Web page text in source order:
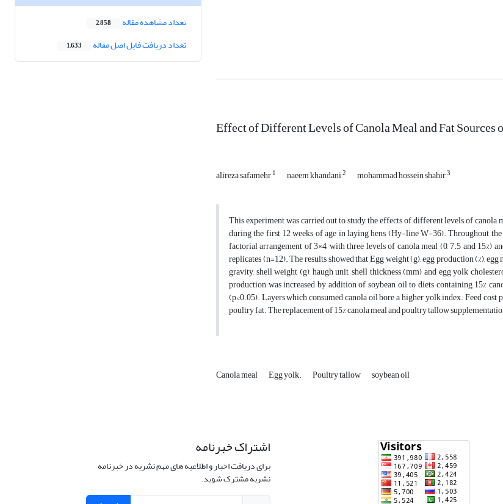
Effect of Different Levels of Canola Meal and Fat
alireza safamehr1 naeem khandani2 mohammad hossein shahir3
This experiment was carried out to study the effects of different levels of
during the first 12 weeks of age in laying hens (Hy-line W-36). Throughout
factorial arrangement of 3×4, with three levels of canola meal (0, 7.5 and
replicates (n=12). The results showed that Egg weight (g), egg production (%),
gravity, shell weight (g), haugh unit, shell thickness (mm) and egg yolk
production was increased by addition of soybean oil to diets containing 15%
(p<0.05). Layers which consumed canola oil bore a higher yolk index. Feed cost
poultry fat. The replacement of 15% canola meal and poultry tallow
Canola meal Egg yolk. Poultry tallow soybean oil
تعداد مشاهده مقاله 2,858
تعداد دریافت فایل اصل مقاله 1,633
اشتراک خبرنامه
برای دریافت اخبار و اطلاعیه های مهم نشریه در خبرنامه
نشریه مشترک شوید.